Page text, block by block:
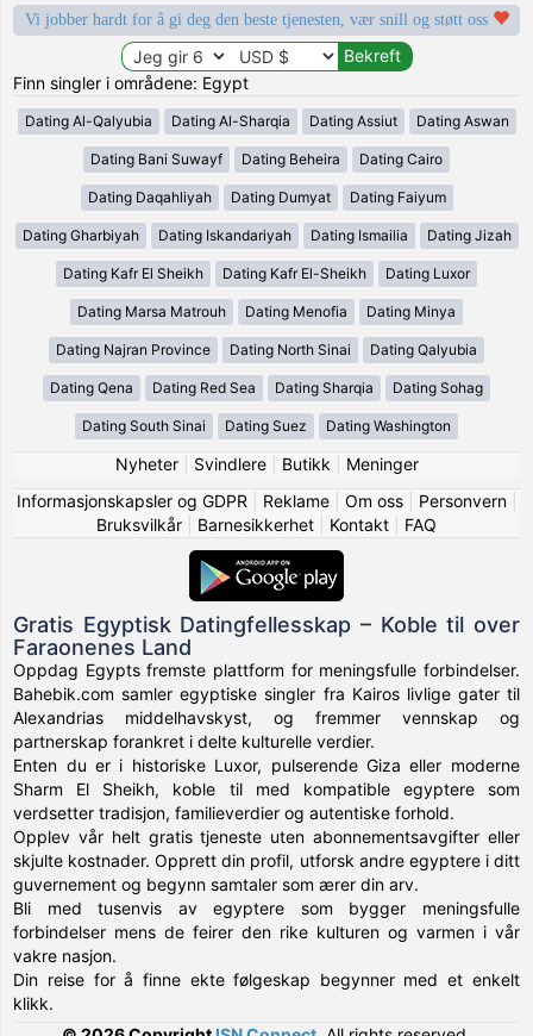
Vi jobber hardt for å gi deg den beste tjenesten, vær snill og støtt oss
Finn singler i områdene: Egypt
Dating Al-Qalyubia Dating Al-Sharqia Dating Assiut Dating Aswan
Dating Bani Suwayf Dating Beheira Dating Cairo
Dating Daqahliyah Dating Dumyat Dating Faiyum
Dating Gharbiyah Dating Iskandariyah Dating Ismailia Dating Jizah
Dating Kafr El Sheikh Dating Kafr El-Sheikh Dating Luxor
Dating Marsa Matrouh Dating Menofia Dating Minya
Dating Najran Province Dating North Sinai Dating Qalyubia
Dating Qena Dating Red Sea Dating Sharqia Dating Sohag
Dating South Sinai Dating Suez Dating Washington
Nyheter| Svindlere| Butikk
Meninger
Informasjonskapsler og GDPR
Reklame| Om oss| Personvern|
Bruksvilkår
Barnesikkerhet Kontakt FAQ
Gratis Egyptisk Datingfellesskap – Koble til over
Faraonenes Land
Oppdag Egypts fremste plattform for meningsfulle forbindelser.
Bahebik.com samler egyptiske singler fra Kairos livlige gater til
Alexandrias middelhavskyst, og fremmer vennskap og
partnerskap forankret i delte kulturelle verdier.
Enten du er i historiske Luxor, pulserende Giza eller moderne
Sharm El Sheikh, koble til med kompatible egyptere som
verdsetter tradisjon, familieverdier og autentiske forhold.
Opplev vår helt gratis tjeneste uten abonnementsavgifter eller
skjulte kostnader. Opprett din profil, utforsk andre egyptere i ditt
guvernement og begynn samtaler som ærer din arv.
Bli med tusenvis av egyptere som bygger meningsfulle
forbindelser mens de feirer den rike kulturen og varmen i vår
vakre nasjon.
Din reise for å finne ekte følgeskap begynner med et enkelt
klikk.